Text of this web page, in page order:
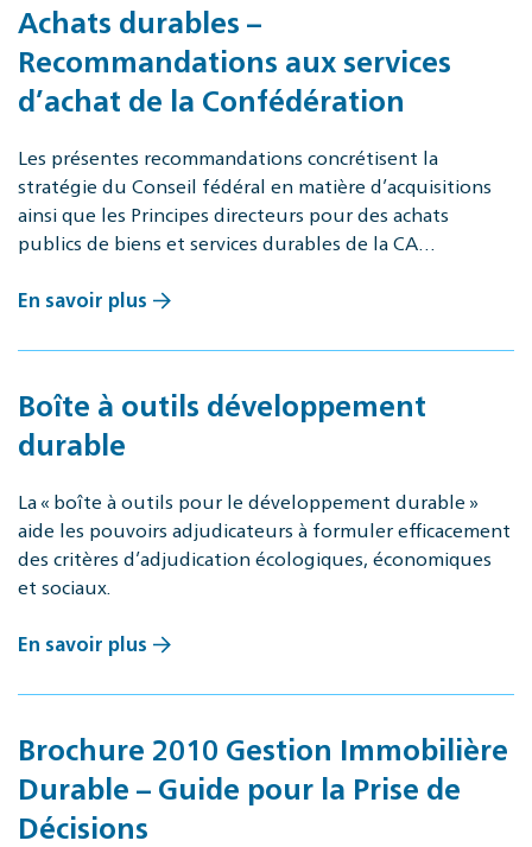
Achats durables –
Recommandations aux services
d’achat de la Confédération
Les présentes recommandations concrétisent la
stratégie du Conseil fédéral en matière d’acquisitions
ainsi que les Principes directeurs pour des achats
publics de biens et services durables de la CA…
En savoir plus
Boîte à outils développement
durable
La « boîte à outils pour le développement durable »
aide les pouvoirs adjudicateurs à formuler efficacement
des critères d’adjudication écologiques, économiques
et sociaux.
En savoir plus
Brochure 2010 Gestion Immobilière
Durable – Guide pour la Prise de
Décisions